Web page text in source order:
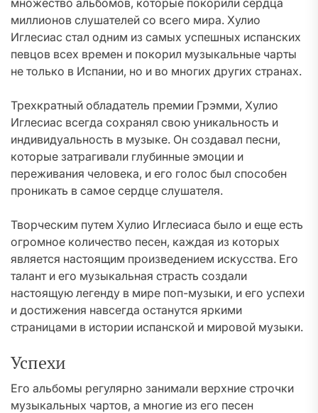
множество альбомов, которые покорили сердца
миллионов слушателей со всего мира. Хулио
Иглесиас стал одним из самых успешных испанских
певцов всех времен и покорил музыкальные чарты
не только в Испании, но и во многих других странах.
Трехкратный обладатель премии Грэмми, Хулио
Иглесиас всегда сохранял свою уникальность и
индивидуальность в музыке. Он создавал песни,
которые затрагивали глубинные эмоции и
переживания человека, и его голос был способен
проникать в самое сердце слушателя.
Творческим путем Хулио Иглесиаса было и еще есть
огромное количество песен, каждая из которых
является настоящим произведением искусства. Его
талант и его музыкальная страсть создали
настоящую легенду в мире поп-музыки, и его успехи
и достижения навсегда останутся яркими
страницами в истории испанской и мировой музыки.
Успехи
Его альбомы регулярно занимали верхние строчки
музыкальных чартов, а многие из его песен